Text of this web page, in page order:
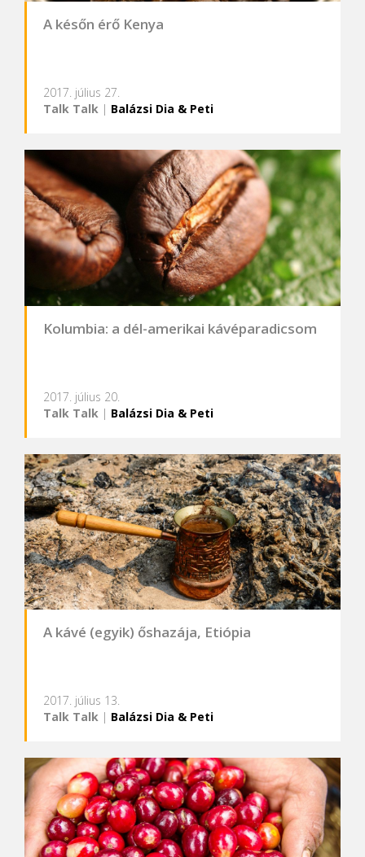
A későn érő Kenya
2017. július 27.
Talk Talk | Balázsi Dia & Peti
Kolumbia: a dél-amerikai kávéparadicsom
2017. július 20.
Talk Talk | Balázsi Dia & Peti
A kávé (egyik) őshazája, Etiópia
2017. július 13.
Talk Talk | Balázsi Dia & Peti